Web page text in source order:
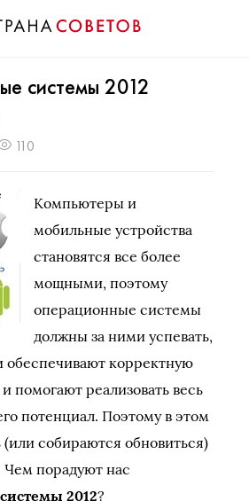
системы 2012
110
Компьютеры и
мобильные устройства
становятся все более
мощными, поэтому
операционные системы
должны за ними успевать,
обеспечивают корректную
помогают реализовать весь
потенциал. Поэтому в этом
(или собираются обновиться)
порадуют нас
2012?